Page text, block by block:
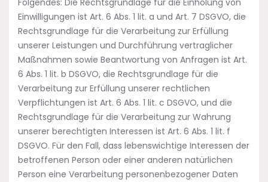
Folgendes: Die Rechtsgrundlage für die Einholung von
Einwilligungen ist Art. 6 Abs. 1 lit. a und Art. 7 DSGVO, die
Rechtsgrundlage für die Verarbeitung zur Erfüllung
unserer Leistungen und Durchführung vertraglicher
Maßnahmen sowie Beantwortung von Anfragen ist Art.
6 Abs. 1 lit. b DSGVO, die Rechtsgrundlage für die
Verarbeitung zur Erfüllung unserer rechtlichen
Verpflichtungen ist Art. 6 Abs. 1 lit. c DSGVO, und die
Rechtsgrundlage für die Verarbeitung zur Wahrung
unserer berechtigten Interessen ist Art. 6 Abs. 1 lit. f
DSGVO. Für den Fall, dass lebenswichtige Interessen der
betroffenen Person oder einer anderen natürlichen
Person eine Verarbeitung personenbezogener Daten